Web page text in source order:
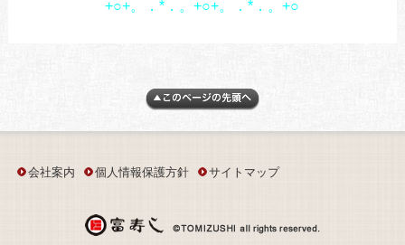
+○+。．*．。+○+。．*．。+○
会社案内 個人情報保護方針 サイトマップ